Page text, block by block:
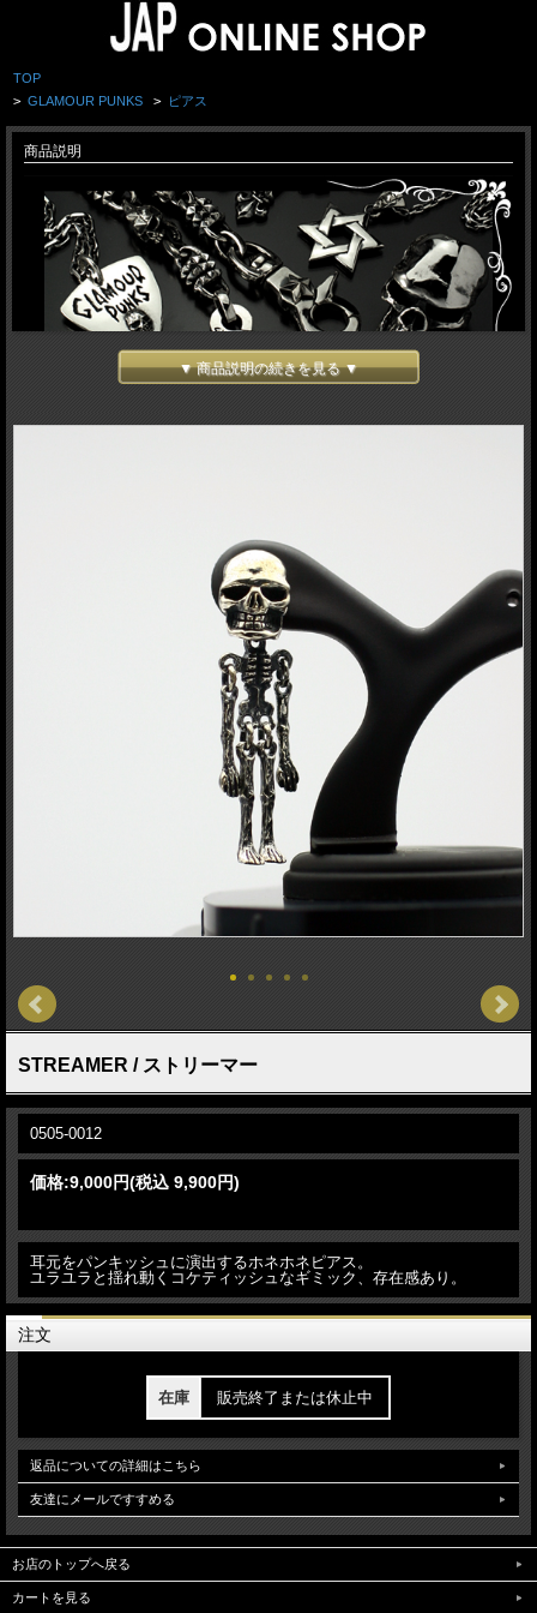
TOP
> GLAMOUR PUNKS > ピアス
商品説明
▼ 商品説明の続きを見る ▼
STREAMER / ストリーマー
0505-0012
価格:9,000円(税込 9,900円)
耳元をパンキッシュに演出するホネホネピアス。
ユラユラと揺れ動くコケティッシュなギミック、存在感あり。
注文
在庫 販売終了または休止中
返品についての詳細はこちら
友達にメールですすめる
お店のトップへ戻る
カートを見る